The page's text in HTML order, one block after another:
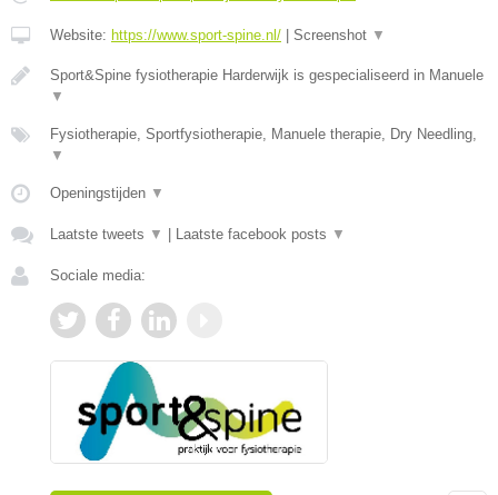
Website: https://www.sport-spine.nl/ | Screenshot ▼
Sport&Spine fysiotherapie Harderwijk is gespecialiseerd in Manuele
▼
Fysiotherapie, Sportfysiotherapie, Manuele therapie, Dry Needling,
▼
Openingstijden ▼
Laatste tweets ▼ | Laatste facebook posts ▼
Sociale media: